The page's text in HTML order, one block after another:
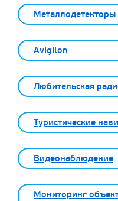
Металлодетекторы
Avigilon
Любительская
Туристические
Видеонаблюдение
Мониторинг